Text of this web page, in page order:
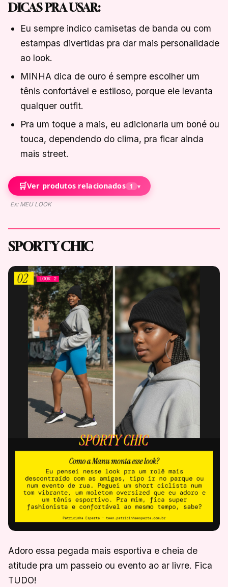
DICAS PRA USAR:
Eu sempre indico camisetas de banda ou com
estampas divertidas pra dar mais personalidade
ao look.
MINHA dica de ouro é sempre escolher um
tênis confortável e estiloso, porque ele levanta
qualquer outfit.
Pra um toque a mais, eu adicionaria um boné ou
touca, dependendo do clima, pra ficar ainda
mais street.
🛒Ver produtos relacionados 1 ▾
Ex: MEU LOOK
SPORTY CHIC
Adoro essa pegada mais esportiva e cheia de
atitude pra um passeio ou evento ao ar livre. Fica
TUDO!